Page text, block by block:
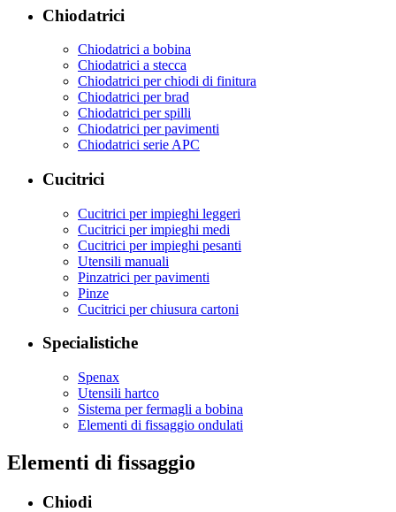
Chiodatrici
Chiodatrici a bobina
Chiodatrici a stecca
Chiodatrici per chiodi di finitura
Chiodatrici per brad
Chiodatrici per spilli
Chiodatrici per pavimenti
Chiodatrici serie APC
Cucitrici
Cucitrici per impieghi leggeri
Cucitrici per impieghi medi
Cucitrici per impieghi pesanti
Utensili manuali
Pinzatrici per pavimenti
Pinze
Cucitrici per chiusura cartoni
Specialistiche
Spenax
Utensili hartco
Sistema per fermagli a bobina
Elementi di fissaggio ondulati
Elementi di fissaggio
Chiodi